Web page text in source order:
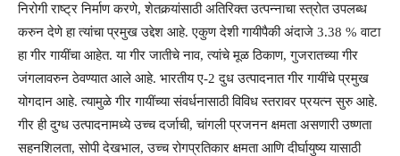
निरोगी राष्ट्र निर्माण करणे, शेतकर्‍यांसाठी अतिरिक्त उत्पन्नाचा स्त्रोत उपलब्ध
करुन देणे हा त्यांचा प्रमुख उद्देश आहे. एकुण देशी गायीपैकी अंदाजे 3.38 % वाटा
हा गीर गायींचा आहेत. या गीर जातीचे नाव, त्यांचे मूळ ठिकाण, गुजरातच्या गीर
जंगलावरुन ठेवण्यात आले आहे. भारतीय ए-2 दुध उत्पादनात गीर गायींचे प्रमुख
योगदान आहे. त्यामुळे गीर गायींच्या संवर्धनासाठी विविध स्तरावर प्रयत्न सुरु आहे.
गीर ही दुग्ध उत्पादनामध्ये उच्च दर्जाची, चांगली प्रजनन क्षमता असणारी उष्णता
सहनशिलता, सोपी देखभाल, उच्च रोगप्रतिकार क्षमता आणि दीर्घायुष्य यासाठी